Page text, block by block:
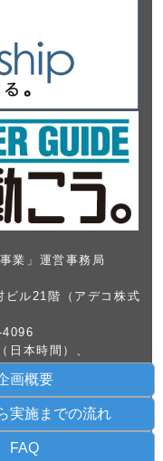
画概要
実施までの流れ
FAQ
業」運営事務局
ル21階（アデコ株式
日本時間）、
く
デコ株式会社に
ます
Government. All